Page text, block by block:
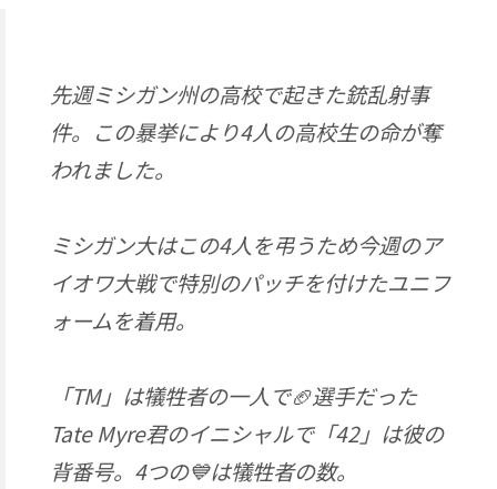
先週ミシガン州の高校で起きた銃乱射事
件。この暴挙により4人の高校生の命が奪
われました。
ミシガン大はこの4人を弔うため今週のア
イオワ大戦で特別のパッチを付けたユニフ
ォームを着用。
「TM」は犠牲者の一人で🏈選手だった
Tate Myre君のイニシャルで「42」は彼の
背番号。4つの💙は犠牲者の数。